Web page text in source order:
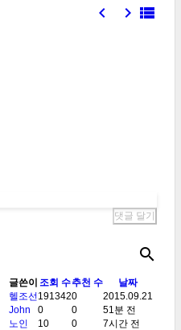




글쓴이 조회 수추천 수
날짜
헬조선1913420
2015.09.21
John 0 0
51분 전
노인 10 0
7시간 전